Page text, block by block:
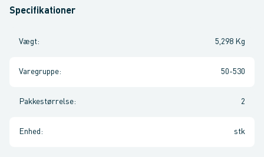
Specifikationer
Vægt: 5,298 Kg
Varegruppe: 50-530
Pakkestørrelse: 2
Enhed : stk